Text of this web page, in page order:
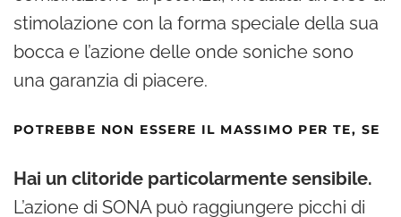
stimolazione con la forma speciale della sua
bocca e l’azione delle onde soniche sono
una garanzia di piacere.
POTREBBE NON ESSERE IL MASSIMO PER TE, SE
Hai un clitoride particolarmente sensibile.
L’azione di SONA può raggiungere picchi di